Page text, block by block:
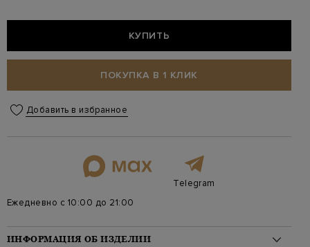
КУПИТЬ
ПОКУПКА В 1 КЛИК
Добавить в избранное
Telegram
Ежедневно с 10:00 до 21:00
ИНФОРМАЦИЯ ОБ ИЗДЕЛИИ